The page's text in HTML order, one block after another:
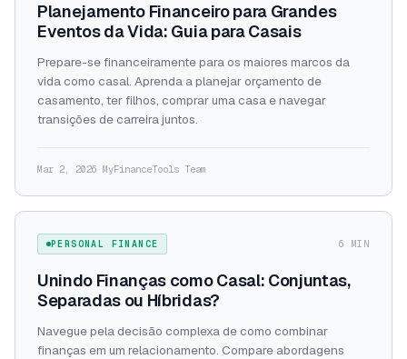
Planejamento Financeiro para Grandes
Eventos da Vida: Guia para Casais
Prepare-se financeiramente para os maiores marcos da
vida como casal. Aprenda a planejar orçamento de
casamento, ter filhos, comprar uma casa e navegar
transições de carreira juntos.
Mar 2, 2026 · MyFinanceTools Team
PERSONAL FINANCE 6 MIN
Unindo Finanças como Casal: Conjuntas,
Separadas ou Híbridas?
Navegue pela decisão complexa de como combinar
finanças em um relacionamento. Compare abordagens